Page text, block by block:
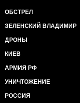
ОБСТРЕЛ
ЗЕЛЕНСКИЙ ВЛАДИМИР
ДРОНЫ
КИЕВ
АРМИЯ РФ
УНИЧТОЖЕНИЕ
РОССИЯ